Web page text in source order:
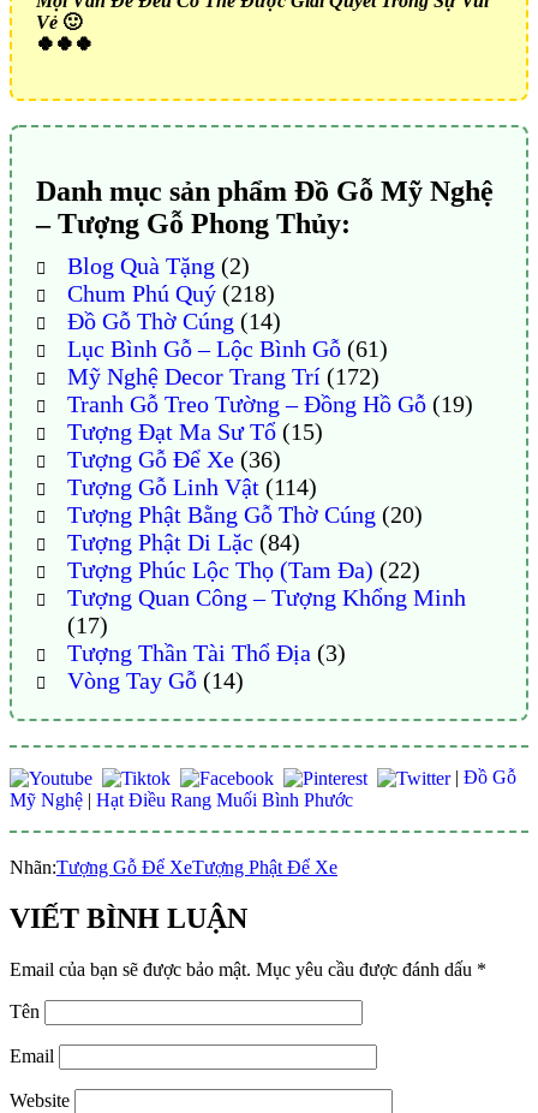
Vẻ 🙂
🍀🍀🍀
Danh mục sản phẩm Đồ Gỗ Mỹ Nghệ
– Tượng Gỗ Phong Thủy:
Blog Quà Tặng (2)
Chum Phú Quý(218)
Đồ Gỗ Thờ Cúng (14)
Lục Bình Gỗ – Lộc Bình Gỗ(61)
Mỹ Nghệ Decor Trang Trí(172)
Tranh Gỗ Treo Tường – Đồng Hồ Gỗ(19)
Tượng Đạt Ma Sư Tổ(15)
Tượng Gỗ Để Xe(36)
Tượng Gỗ Linh Vật(114)
Tượng Phật Bằng Gỗ Thờ Cúng (20)
Tượng Phật Di Lặc (84)
Tượng Phúc Lộc Thọ (Tam Đa) (22)
Tượng Quan Công – Tượng Khổng Minh
(17)
Tượng Thần Tài Thổ Địa (3)
Vòng Tay Gỗ(14)
| Đồ Gỗ
Mỹ Nghệ | Hạt Điều Rang Muối Bình Phước
Nhãn:Tượng Gỗ Để XeTượng Phật Để Xe
VIẾT BÌNH LUẬN
Email của bạn sẽ được bảo mật. Mục yêu cầu được đánh dấu *
Tên
Email
Website